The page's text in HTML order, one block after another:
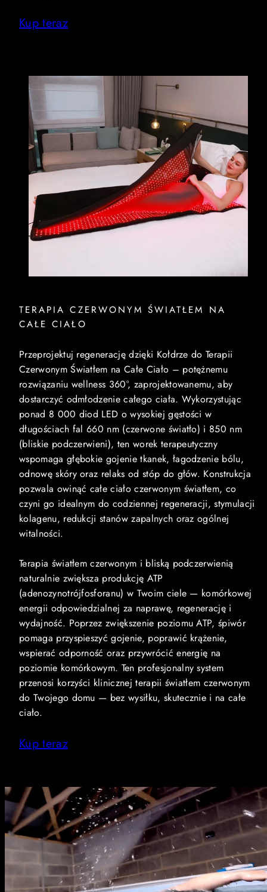
Kup teraz
TERAPIA CZERWONYM ŚWIATŁEM NA
CAŁE CIAŁO
Przeprojektuj regenerację dzięki Kołdrze do Terapii
Czerwonym Światłem na Całe Ciało – potężnemu
rozwiązaniu wellness 360°, zaprojektowanemu, aby
dostarczyć odmłodzenie całego ciała. Wykorzystując
ponad 8 000 diod LED o wysokiej gęstości w
długościach fal 660 nm (czerwone światło) i 850 nm
(bliskie podczerwieni), ten worek terapeutyczny
wspomaga głębokie gojenie tkanek, łagodzenie bólu,
odnowę skóry oraz relaks od stóp do głów. Konstrukcja
pozwala owinąć całe ciało czerwonym światłem, co
czyni go idealnym do codziennej regeneracji, stymulacji
kolagenu, redukcji stanów zapalnych oraz ogólnej
witalności.
Terapia światłem czerwonym i bliską podczerwienią
naturalnie zwiększa produkcję ATP
(adenozynotrójfosforanu) w Twoim ciele — komórkowej
energii odpowiedzialnej za naprawę, regenerację i
wydajność. Poprzez zwiększenie poziomu ATP, śpiwór
pomaga przyspieszyć gojenie, poprawić krążenie,
wspierać odporność oraz przywrócić energię na
poziomie komórkowym. Ten profesjonalny system
przenosi korzyści klinicznej terapii światłem czerwonym
do Twojego domu — bez wysiłku, skutecznie i na całe
ciało.
Kup teraz